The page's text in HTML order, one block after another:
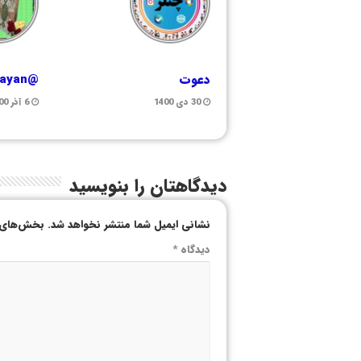
دعوت
30 دی 1400
@Aamirebayan
6 آذر 1400
دیدگاهتان را بنویسید
نشانی ایمیل شما منتشر نخواهد شد. بخش‌های
دیدگاه*